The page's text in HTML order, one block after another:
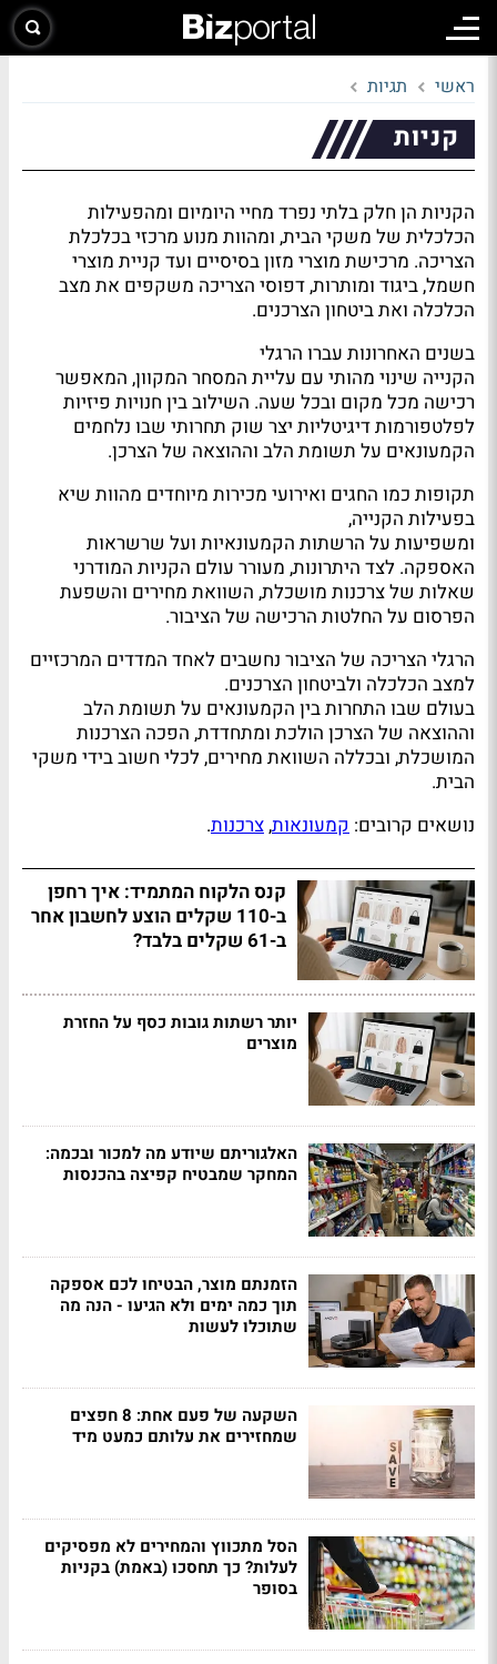
ראשי תגיות
קניות
הקניות הן חלק בלתי נפרד מחיי היומיום ומהפעילות
הכלכלית של משקי הבית, ומהוות מנוע מרכזי בכלכלת
הצריכה. מרכישת מוצרי מזון בסיסיים ועד קניית מוצרי
חשמל, ביגוד ומותרות, דפוסי הצריכה משקפים את מצב
הכלכלה ואת ביטחון הצרכנים.
בשנים האחרונות עברו הרגלי
הקנייה שינוי מהותי עם עליית המסחר המקוון, המאפשר
רכישה מכל מקום ובכל שעה. השילוב בין חנויות פיזיות
לפלטפורמות דיגיטליות יצר שוק תחרותי שבו נלחמים
הקמעונאים על תשומת הלב וההוצאה של הצרכן.
תקופות כמו החגים ואירועי מכירות מיוחדים מהוות שיא
בפעילות הקנייה,
ומשפיעות על הרשתות הקמעונאיות ועל שרשראות
האספקה. לצד היתרונות, מעורר עולם הקניות המודרני
שאלות של צרכנות מושכלת, השוואת מחירים והשפעת
הפרסום על החלטות הרכישה של הציבור.
הרגלי הצריכה של הציבור נחשבים לאחד המדדים המרכזיים
למצב הכלכלה ולביטחון הצרכנים.
בעולם שבו התחרות בין הקמעונאים על תשומת הלב
וההוצאה של הצרכן הולכת ומתחדדת, הפכה הצרכנות
המושכלת, ובכללה השוואת מחירים, לכלי חשוב בידי משקי
הבית.
נושאים קרובים: קמעונאות,צרכנות.
קנס הלקוח המתמיד: איך רחפן
ב-110 שקלים הוצע לחשבון אחר
ב-61 שקלים בלבד?
יותר רשתות גובות כסף על החזרת
מוצרים
האלגוריתם שיודע מה למכור ובכמה:
המחקר שמבטיח קפיצה בהכנסות
הזמנתם מוצר, הבטיחו לכם אספקה
תוך כמה ימים ולא הגיעו - הנה מה
שתוכלו לעשות
השקעה של פעם אחת: 8 חפצים
שמחזירים את עלותם כמעט מיד
הסל מתכווץ והמחירים לא מפסיקים
לעלות? כך תחסכו (באמת) בקניות
בסופר